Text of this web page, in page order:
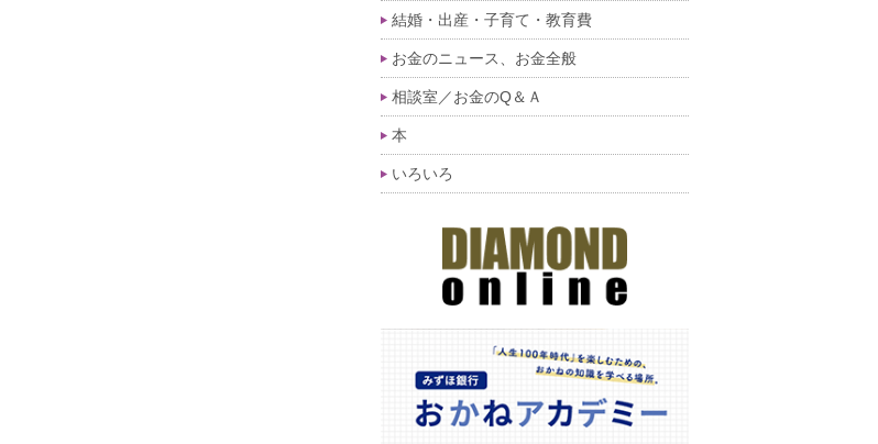
結婚・出産・子育て・教育費
お金のニュース、お金全般
相談室／お金のQ＆Ａ
本
いろいろ